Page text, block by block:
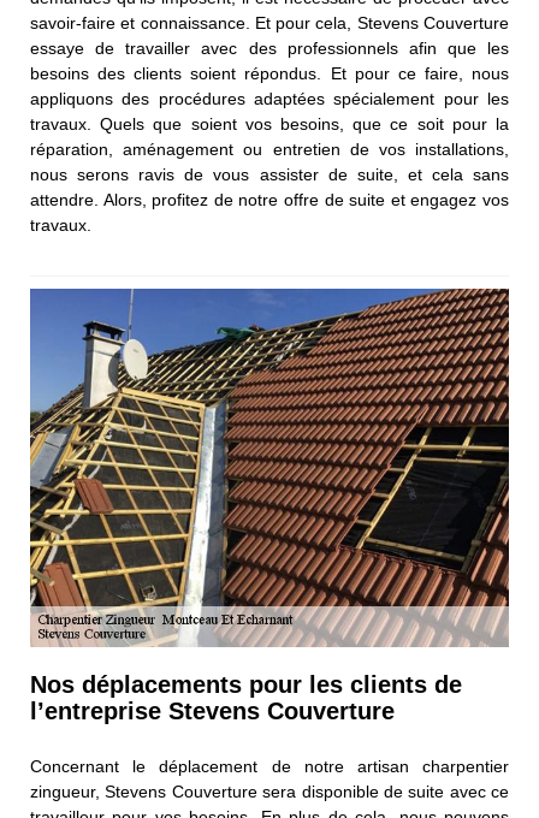
savoir-faire et connaissance. Et pour cela, Stevens Couverture
essaye de travailler avec des professionnels afin que les
besoins des clients soient répondus. Et pour ce faire, nous
appliquons des procédures adaptées spécialement pour les
travaux. Quels que soient vos besoins, que ce soit pour la
réparation, aménagement ou entretien de vos installations,
nous serons ravis de vous assister de suite, et cela sans
attendre. Alors, profitez de notre offre de suite et engagez vos
travaux.
Nos déplacements pour les clients de
l’entreprise Stevens Couverture
Concernant le déplacement de notre artisan charpentier
zingueur, Stevens Couverture sera disponible de suite avec ce